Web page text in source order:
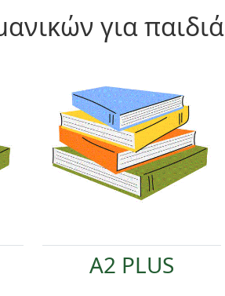
για παιδιά
A2 PLUS